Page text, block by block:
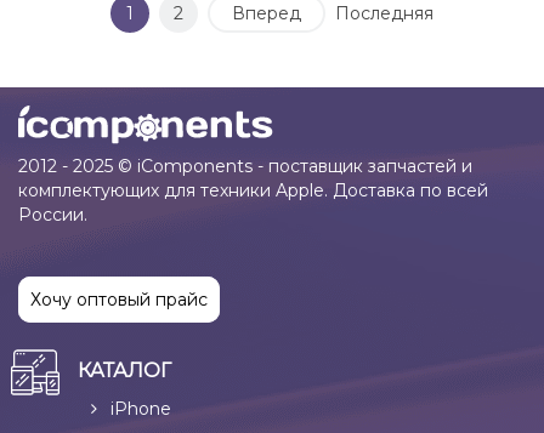
1 2 Вперед Последняя
2012 - 2025 © iComponents - поставщик запчастей и
комплектующих для техники Apple. Доставка по всей
России.
Хочу оптовый прайс
КАТАЛОГ
iPhone